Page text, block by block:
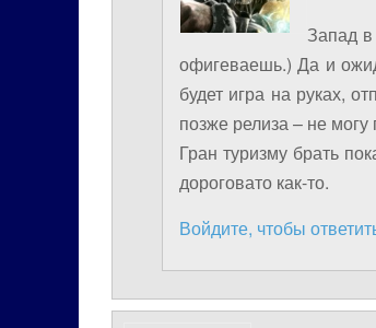
Запад
офигеваешь.) Да и
будет игра на руках,
позже релиза – не
Гран туризму брать
дороговато как-то.
Войдите, чтобы